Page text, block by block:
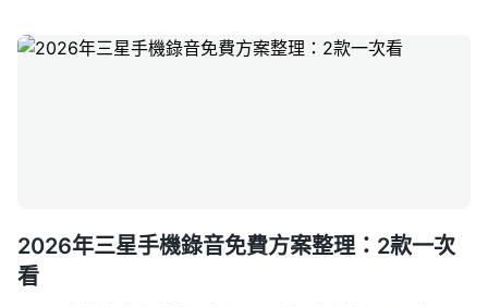
2026年三星手機錄音免費方案整理：2款一次
看